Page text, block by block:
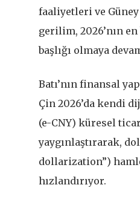
faaliyetleri ve
gerilim, 2026’nın
başlığı olmaya
Batı’nın finansal
Çin 2026’da kendi
(e-CNY) küresel
yaygınlaştırarak,
dollarization”)
hızlandırıyor.